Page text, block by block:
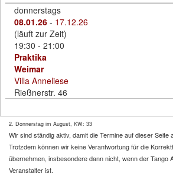
donnerstags
08.01.26 - 17.12.26
(läuft zur Zeit)
19:30 - 21:00
Praktika
Weimar
Villa Anneliese
Rießnerstr. 46
2. Donnerstag im August, KW: 33
Wir sind ständig aktiv, damit die Termine auf dieser Seite
Trotzdem können wir keine Verantwortung für die
übernehmen, insbesondere dann nicht, wenn der Tango
Veranstalter ist.